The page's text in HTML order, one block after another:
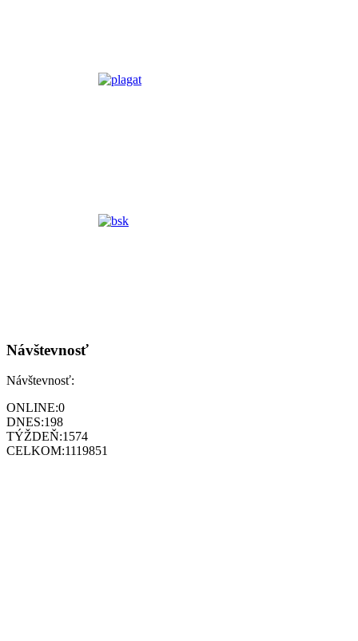
Návštevnosť
Návštevnosť:
ONLINE:0
DNES:198
TÝŽDEŇ:1574
CELKOM:1119851